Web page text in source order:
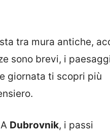
tra mura antiche,
sono brevi, i
giornata ti scopri più
Dubrovnik, i passi